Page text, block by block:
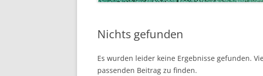
Nichts gefunden
Es wurden leider keine Ergebnisse gefunden.
passenden Beitrag zu finden.